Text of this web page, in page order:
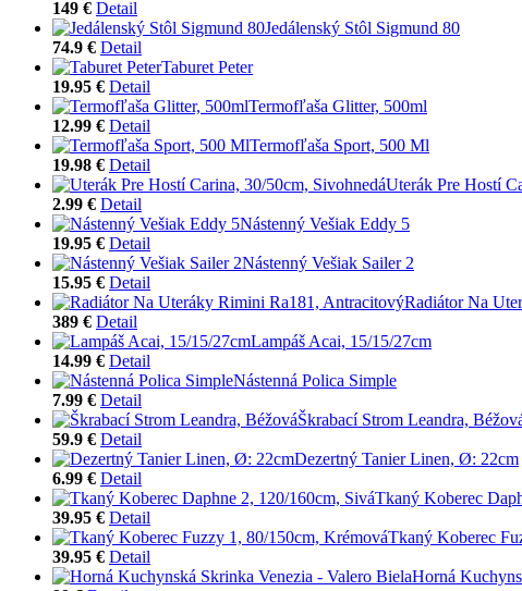
149 € Detail
Jedálenský Stôl Sigmund 80
74.9 € Detail
Taburet Peter
19.95 € Detail
Termofľaša Glitter, 500ml
12.99 € Detail
Termofľaša Sport, 500 Ml
19.98 € Detail
Uterák Pre Hostí
2.99 € Detail
Nástenný Vešiak Eddy 5
19.95 € Detail
Nástenný Vešiak Sailer 2
15.95 € Detail
Radiátor Na
389 € Detail
Lampáš Acai, 15/15/27cm
14.99 € Detail
Nástenná Polica Simple
7.99 € Detail
Škrabací Strom Leandra,
59.9 € Detail
Dezertný Tanier Linen, Ø: 22cm
6.99 € Detail
Tkaný Koberec
39.95 € Detail
Tkaný Koberec
39.95 € Detail
Horná